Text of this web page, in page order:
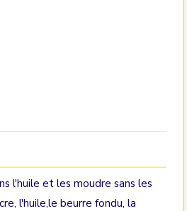
l'huile et les moudre sans les
l'huile,le beurre fondu, la